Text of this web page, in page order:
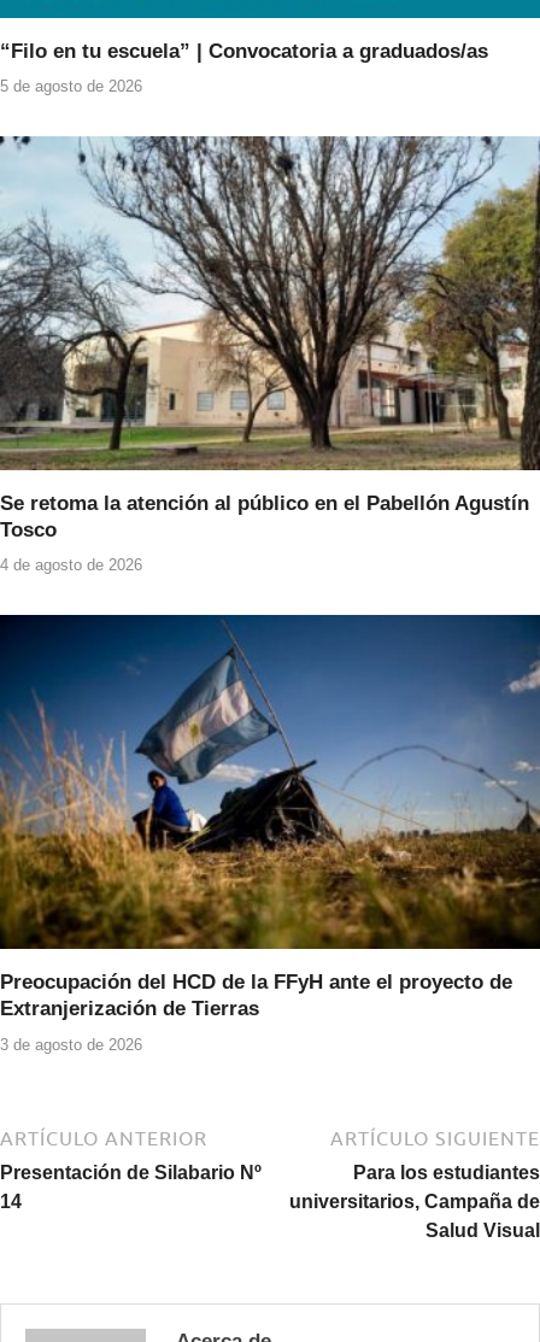
“Filo en tu escuela” | Convocatoria a graduados/as
5 de agosto de 2026
Se retoma la atención al público en el Pabellón Agustín
Tosco
4 de agosto de 2026
Preocupación del HCD de la FFyH ante el proyecto de
Extranjerización de Tierras
3 de agosto de 2026
ARTÍCULO ANTERIOR
Presentación de Silabario Nº
14
ARTÍCULO SIGUIENTE
Para los estudiantes
universitarios, Campaña de
Salud Visual